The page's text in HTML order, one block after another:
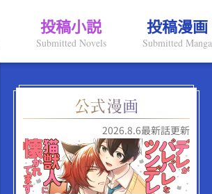
投稿小説
Submitted Novels
投稿漫画
Submitted Manga
2026.8.6最新話更新